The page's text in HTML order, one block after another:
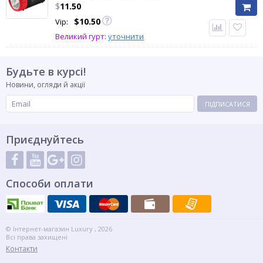
$11.50
Vip: $10.50
Великий гурт: уточнити
Будьте в курсі!
Новини, огляди й акції
ПІДПИСАТИСЯ
Приєднуйтесь
Способи оплати
© Інтернет-магазин Luxury , 2026
Всі права захищені
Контакти